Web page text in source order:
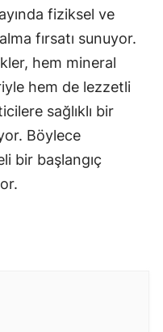
fiziksel ve
fırsatı sunuyor.
hem mineral
hem de lezzetli
sağlıklı bir
Böylece
bir başlangıç